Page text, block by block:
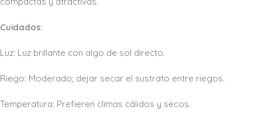
Cuidados:
Luz: Luz brillante con algo de sol directo.
Riego: Moderado; dejar secar el sustrato entre riegos.
Temperatura: Prefieren climas cálidos y secos.